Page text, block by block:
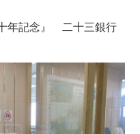
年記念』 二十三銀行